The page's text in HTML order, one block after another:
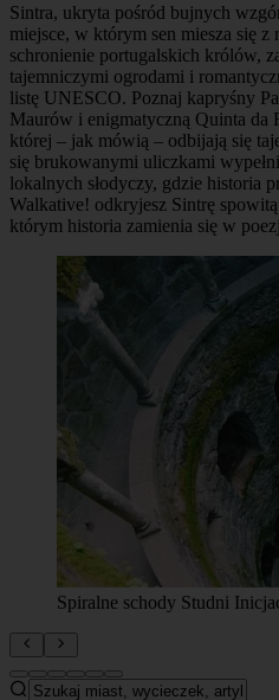
Sintra, ukryta pośród bujnych
miejsce, w którym sen miesza się
schronienie portugalskich królów,
tajemniczymi ogrodami i
listę UNESCO. Poznaj kapryśny
Maurów i enigmatyczną Quinta da
której – jak mówią – odbijają się
się brukowanymi uliczkami
lokalnych słodyczy, gdzie historia
Walkative! odkryjesz Sintrę
którym historia zamienia się w
Spiralne schody Studni